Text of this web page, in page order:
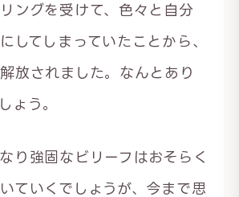
ングを受けて、色々と自分
してしまっていたことから、
放されました。なんとあり
ょう。
り強固なビリーフはおそらく
ていくでしょうが、今まで思